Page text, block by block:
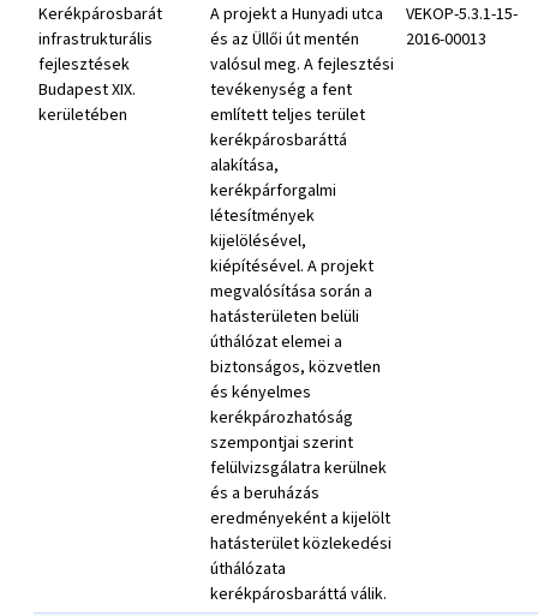
Kerékpárosbarát
infrastrukturális
fejlesztések
Budapest XIX.
kerületében
A projekt a Hunyadi utca
és az Üllői út mentén
valósul meg. A fejlesztési
tevékenység a fent
említett teljes terület
kerékpárosbaráttá
alakítása,
kerékpárforgalmi
létesítmények
kijelölésével,
kiépítésével. A projekt
megvalósítása során a
hatásterületen belüli
úthálózat elemei a
biztonságos, közvetlen
és kényelmes
kerékpározhatóság
szempontjai szerint
felülvizsgálatra kerülnek
és a beruházás
eredményeként a kijelölt
hatásterület közlekedési
úthálózata
kerékpárosbaráttá válik.
VEKOP-5.3.1-15-
2016-00013